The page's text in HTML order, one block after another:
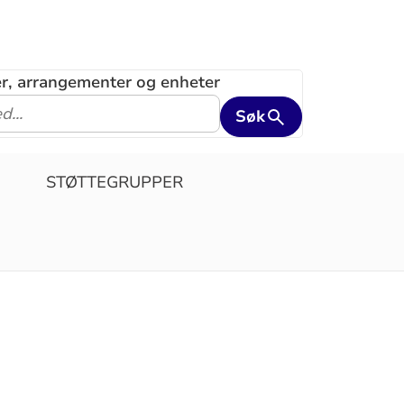
arrangementer og enheter
Søk
STØTTEGRUPPER